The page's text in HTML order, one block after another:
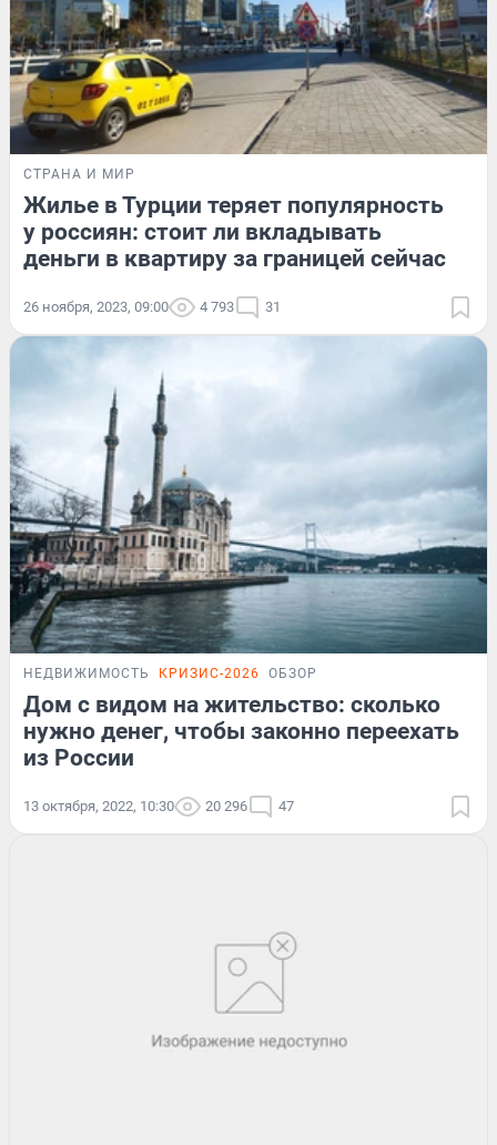
СТРАНА И МИР
Жилье в Турции теряет популярность
у россиян: стоит ли вкладывать
деньги в квартиру за границей сейчас
26 ноября, 2023, 09:00 4 793 31
НЕДВИЖИМОСТЬ КРИЗИС-2026 ОБЗОР
Дом с видом на жительство: сколько
нужно денег, чтобы законно переехать
из России
13 октября, 2022, 10:30 20 296 47